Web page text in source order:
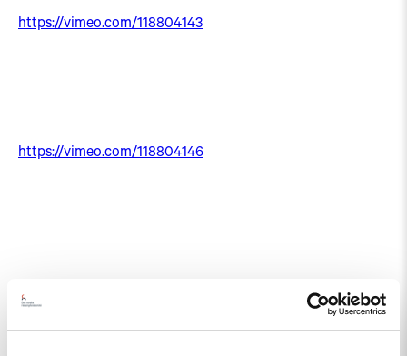
https://vimeo.com/118804143
https://vimeo.com/118804146